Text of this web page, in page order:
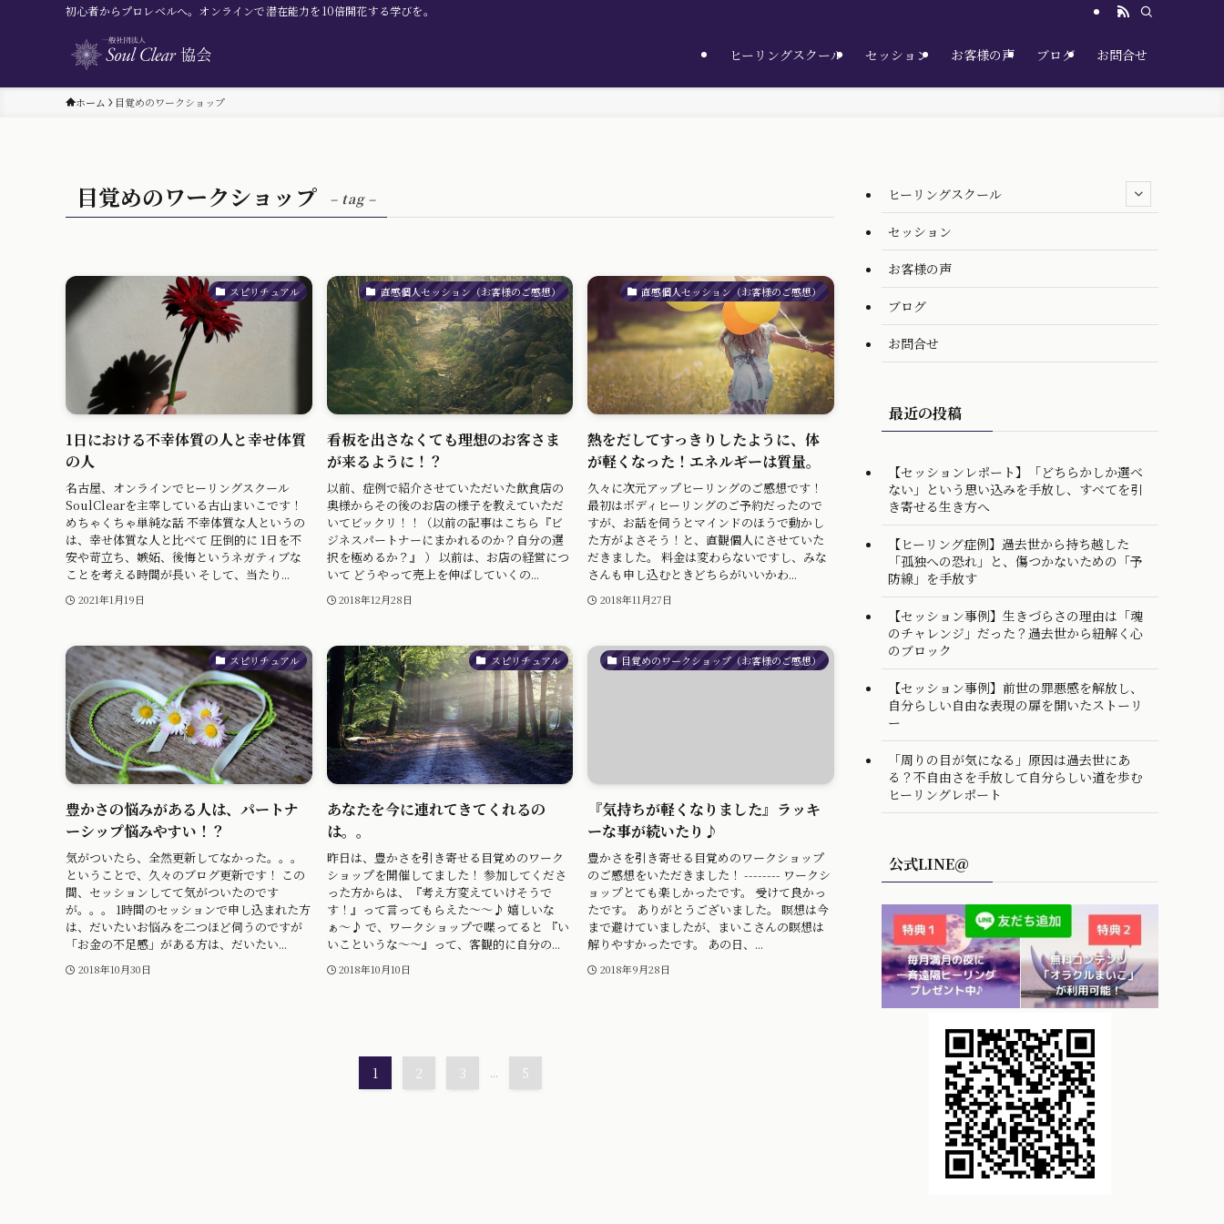
初心者からプロレベルへ。オンラインで潜在能力を10倍開花する学びを。
ヒーリングスクール セッション お客様の声 ブログ お問合せ
ホーム 目覚めのワークショップ
目覚めのワークショップ – tag –
スピリチュアル
1日における不幸体質の人と幸せ体質
の人
名古屋、オンラインでヒーリングスクール
SoulClearを主宰している古山まいこです！
めちゃくちゃ単純な話 不幸体質な人というの
は、幸せ体質な人と比べて 圧倒的に 1日を不
安や苛立ち、嫉妬、後悔というネガティブな
ことを考える時間が長い そして、当たり...
2021年1月19日
直感個人セッション（お客様のご感想）
看板を出さなくても理想のお客さま
が来るように！？
以前、症例で紹介させていただいた飲食店の
奥様からその後のお店の様子を教えていただ
いてビックリ！！（以前の記事はこちら『ビ
ジネスパートナーにまかれるのか？自分の選
択を極めるか？』 ） 以前は、お店の経営につ
いて どうやって売上を伸ばしていくの...
2018年12月28日
直感個人セッション（お客様のご感想）
熱をだしてすっきりしたように、体
が軽くなった！エネルギーは質量。
久々に次元アップヒーリングのご感想です！
最初はボディヒーリングのご予約だったので
すが、お話を伺うとマインドのほうで動かし
た方がよさそう！と、直観個人にさせていた
だきました。 料金は変わらないですし、みな
さんも申し込むときどちらがいいかわ...
2018年11月27日
スピリチュアル
豊かさの悩みがある人は、パートナ
ーシップ悩みやすい！？
気がついたら、全然更新してなかった。。。
ということで、久々のブログ更新です！ この
間、セッションしてて気がついたのです
が。。。 1時間のセッションで申し込まれた方
は、だいたいお悩みを二つほど伺うのですが
「お金の不足感」がある方は、だいたい...
2018年10月30日
スピリチュアル
あなたを今に連れてきてくれるの
は。。
昨日は、豊かさを引き寄せる目覚めのワーク
ショップを開催してました！ 参加してくださ
った方からは、『考え方変えていけそうで
す！』って言ってもらえた〜〜♪ 嬉しいな
ぁ〜♪ で、ワークショップで喋ってると 『い
いこというな〜〜』って、客観的に自分の...
2018年10月10日
目覚めのワークショップ（お客様のご感想）
『気持ちが軽くなりました』ラッキ
ーな事が続いたり♪
豊かさを引き寄せる目覚めのワークショップ
のご感想をいただきました！ -------- ワークシ
ョップとても楽しかったです。 受けて良かっ
たです。 ありがとうございました。 瞑想は今
まで避けていましたが、まいこさんの瞑想は
解りやすかったです。 あの日、...
2018年9月28日
1 2 3 ... 5
ヒーリングスクール
セッション
お客様の声
ブログ
お問合せ
最近の投稿
【セッションレポート】「どちらかしか選べ
ない」という思い込みを手放し、すべてを引
き寄せる生き方へ
【ヒーリング症例】過去世から持ち越した
「孤独への恐れ」と、傷つかないための「予
防線」を手放す
【セッション事例】生きづらさの理由は「魂
のチャレンジ」だった？過去世から紐解く心
のブロック
【セッション事例】前世の罪悪感を解放し、
自分らしい自由な表現の扉を開いたストーリ
ー
「周りの目が気になる」原因は過去世にあ
る？不自由さを手放して自分らしい道を歩む
ヒーリングレポート
公式LINE＠